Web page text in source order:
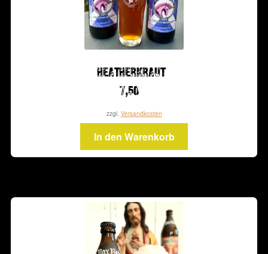
HEATHERKRAUT
7,50
zzgl. Versandkosten
In den Warenkorb